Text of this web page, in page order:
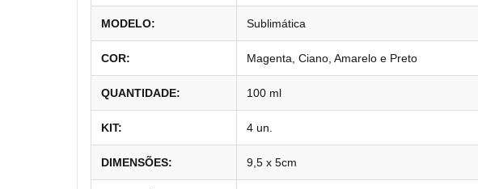
MODELO: Sublimática
COR: Magenta, Ciano, Amarelo e Preto
QUANTIDADE: 100 ml
KIT: 4 un.
DIMENSÕES: 9,5 x 5cm